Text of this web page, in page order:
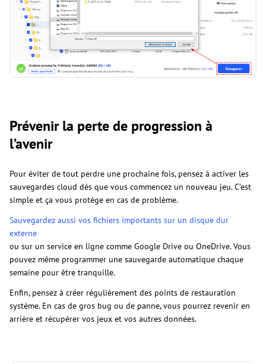
Prévenir la perte de progression à
l’avenir
Pour éviter de tout perdre une prochaine fois, pensez à activer les
sauvegardes cloud dès que vous commencez un nouveau jeu. C’est
simple et ça vous protège en cas de problème.
Sauvegardez aussi vos fichiers importants sur un disque dur
externe
ou sur un service en ligne comme Google Drive ou OneDrive. Vous
pouvez même programmer une sauvegarde automatique chaque
semaine pour être tranquille.
Enfin, pensez à créer régulièrement des points de restauration
système. En cas de gros bug ou de panne, vous pourrez revenir en
arrière et récupérer vos jeux et vos autres données.